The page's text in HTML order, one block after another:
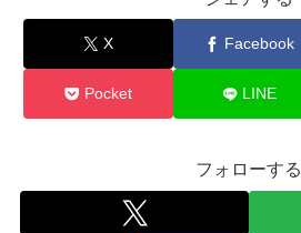
X Facebook
Pocket LINE
フォローする